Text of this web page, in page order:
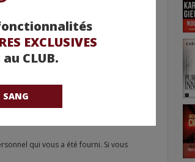
EXCLUSIVES
CLUB.
SANG